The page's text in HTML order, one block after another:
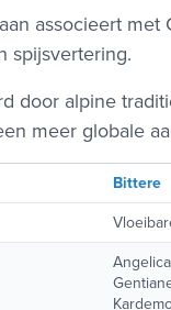
associeert met
spijsvertering.
door alpine
meer globale
Bittere
Angelica